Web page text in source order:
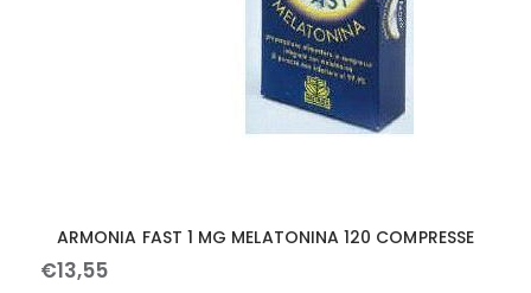
ARMONIA FAST 1 MG MELATONINA 120 COMPRESSE
€13,55